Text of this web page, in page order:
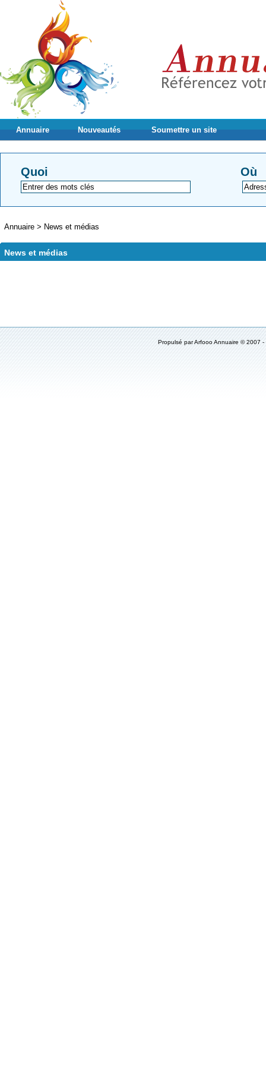
Annuaire Nouveautés Soumettre un site
Quoi Où
Annuaire > News et médias
News et médias
Propulsé parArfooo Annuaire © 2007